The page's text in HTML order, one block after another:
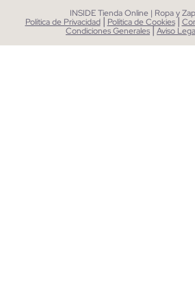
INSIDE Tienda Online | Ropa y
Política de Privacidad | Política de Cookies|
Condiciones Generales|Aviso